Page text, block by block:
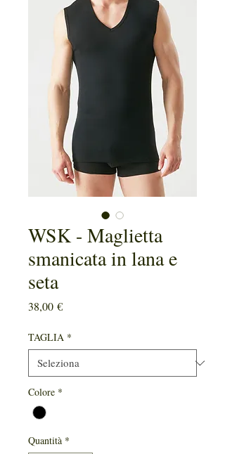
WSK - Maglietta
smanicata in lana e
seta
38,00 €Prezzo
TAGLIA *
Colore *
Quantità *